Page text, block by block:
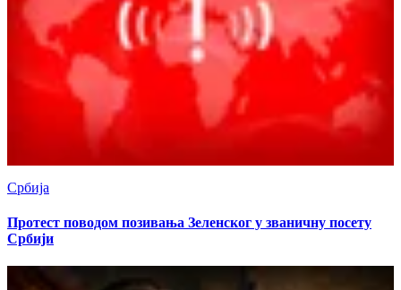
Србија
Протест поводом позивања Зеленског у званичну посету
Србији